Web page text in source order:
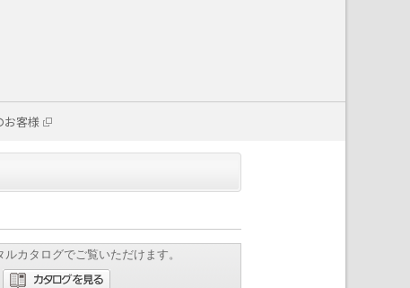
お客様
カタログでご覧いただけます。